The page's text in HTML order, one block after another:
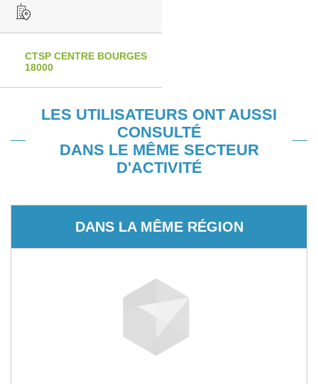
CTSP CENTRE BOURGES
18000
LES UTILISATEURS ONT AUSSI
CONSULTÉ
DANS LE MÊME SECTEUR
D'ACTIVITÉ
DANS LA MÊME RÉGION